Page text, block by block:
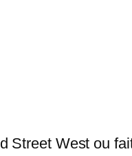
Street West ou